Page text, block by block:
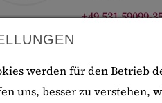
+49 531 59099-
werden für den Betrieb
uns, besser zu verstehen,